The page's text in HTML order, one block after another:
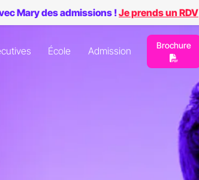
Mary des admissions !Je prends un RDV
École Admission Brochure